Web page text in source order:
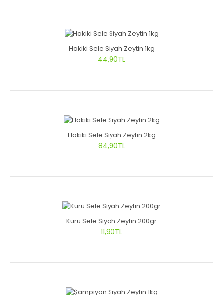
Hakiki Sele Siyah Zeytin 1kg
44,90TL
Hakiki Sele Siyah Zeytin 2kg
84,90TL
Kuru Sele Siyah Zeytin 200gr
11,90TL